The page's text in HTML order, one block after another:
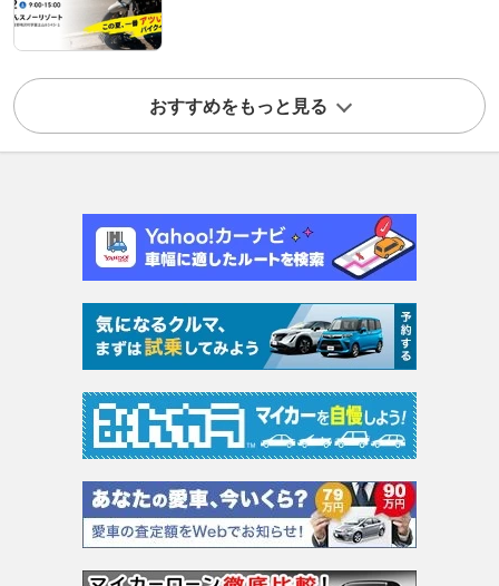
おすすめをもっと見る